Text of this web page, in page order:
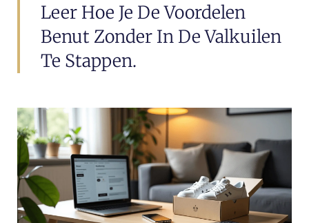
Leer Hoe Je De Voordelen
Benut Zonder In De Valkuilen
Te Stappen.